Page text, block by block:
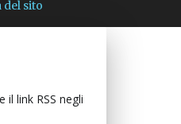
del sito
il link RSS negli